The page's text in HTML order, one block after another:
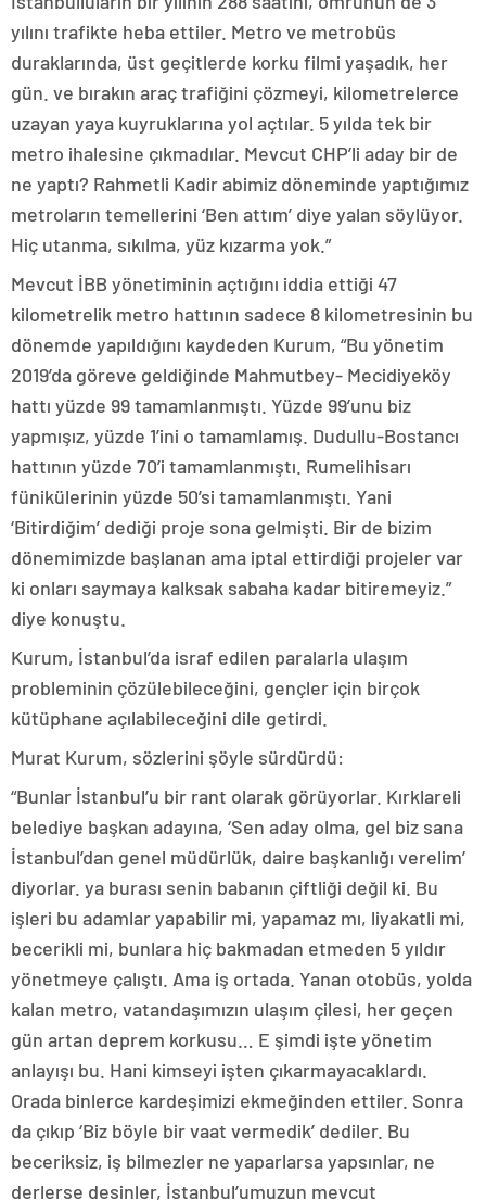
yılını trafikte heba ettiler. Metro ve metrobüs
duraklarında, üst geçitlerde korku filmi yaşadık, her
gün. ve bırakın araç trafiğini çözmeyi, kilometrelerce
uzayan yaya kuyruklarına yol açtılar. 5 yılda tek bir
metro ihalesine çıkmadılar. Mevcut CHP’li aday bir de
ne yaptı? Rahmetli Kadir abimiz döneminde yaptığımız
metroların temellerini ‘Ben attım’ diye yalan söylüyor.
Hiç utanma, sıkılma, yüz kızarma yok.”
Mevcut İBB yönetiminin açtığını iddia ettiği 47
kilometrelik metro hattının sadece 8 kilometresinin bu
dönemde yapıldığını kaydeden Kurum, “Bu yönetim
2019’da göreve geldiğinde Mahmutbey- Mecidiyeköy
hattı yüzde 99 tamamlanmıştı. Yüzde 99’unu biz
yapmışız, yüzde 1’ini o tamamlamış. Dudullu-Bostancı
hattının yüzde 70’i tamamlanmıştı. Rumelihisarı
fünikülerinin yüzde 50’si tamamlanmıştı. Yani
‘Bitirdiğim’ dediği proje sona gelmişti. Bir de bizim
dönemimizde başlanan ama iptal ettirdiği projeler var
ki onları saymaya kalksak sabaha kadar bitiremeyiz.”
diye konuştu.
Kurum, İstanbul’da israf edilen paralarla ulaşım
probleminin çözülebileceğini, gençler için birçok
kütüphane açılabileceğini dile getirdi.
Murat Kurum, sözlerini şöyle sürdürdü:
“Bunlar İstanbul’u bir rant olarak görüyorlar. Kırklareli
belediye başkan adayına, ‘Sen aday olma, gel biz sana
İstanbul’dan genel müdürlük, daire başkanlığı verelim’
diyorlar. ya burası senin babanın çiftliği değil ki. Bu
işleri bu adamlar yapabilir mi, yapamaz mı, liyakatli mi,
becerikli mi, bunlara hiç bakmadan etmeden 5 yıldır
yönetmeye çalıştı. Ama iş ortada. Yanan otobüs, yolda
kalan metro, vatandaşımızın ulaşım çilesi, her geçen
gün artan deprem korkusu… E şimdi işte yönetim
anlayışı bu. Hani kimseyi işten çıkarmayacaklardı.
Orada binlerce kardeşimizi ekmeğinden ettiler. Sonra
da çıkıp ‘Biz böyle bir vaat vermedik’ dediler. Bu
beceriksiz, iş bilmezler ne yaparlarsa yapsınlar, ne
derlerse desinler, İstanbul’umuzun mevcut